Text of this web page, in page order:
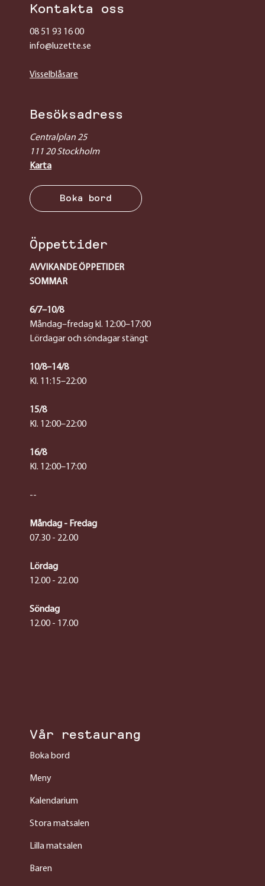
Öppettider
AVVIKANDE ÖPPETIDER
SOMMAR
6/7–10/8
Måndag–fredag kl. 12:00–17:00
Lördagar och söndagar stängt
10/8–14/8
Kl. 11:15–22:00
15/8
Kl. 12:00–22:00
16/8
Kl. 12:00–17:00
--
Måndag - Fredag
07.30 - 22.00
Lördag
12.00 - 22.00
Söndag
12.00 - 17.00
Vår restaurang
Boka bord
Meny
Kalendarium
Stora matsalen
Lilla matsalen
Baren
Kontakta oss
08 51 93 16 00
info@luzette.se
Visselblåsare
Besöksadress
Centralplan 25
111 20 Stockholm
Karta
Boka bord